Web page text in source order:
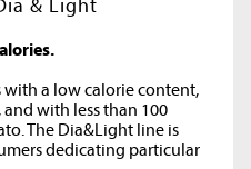
a low calorie content,
with less than 100
The Dia&Light line is
dedicating particular